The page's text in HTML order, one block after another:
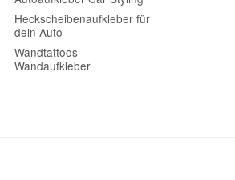
Heckscheibenaufkleber für
dein Auto
Wandtattoos -
Wandaufkleber